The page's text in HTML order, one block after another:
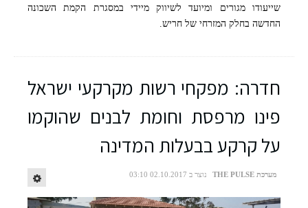
שייעודו מגורים ומיועד לשיווק מיידי במסגרת הקמת השכונה
החדשה בחלק המזרחי של חריש.
חדרה: מפקחי רשות מקרקעי ישראל
פינו מרפסת וחומת לבנים שהוקמו
על קרקע בבעלות המדינה
מערכת THE PULSE נוצר ב 02.10.2017 03:10